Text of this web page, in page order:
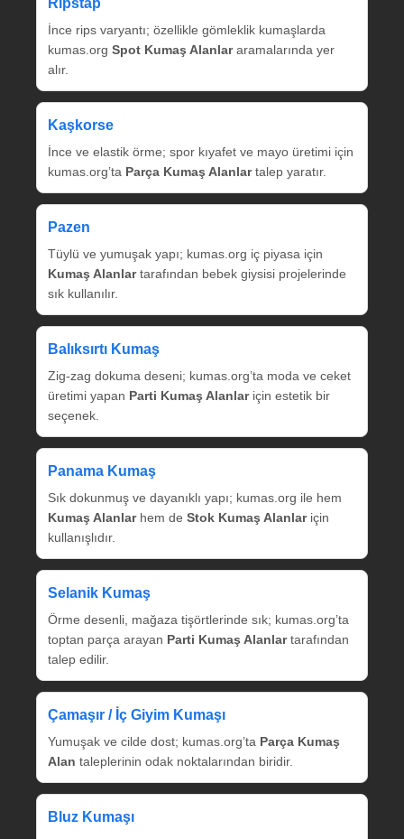
Ripstap
İnce rips varyantı; özellikle gömleklik kumaşlarda
kumas.org Spot Kumaş Alanlararamalarında yer
alır.
Kaşkorse
İnce ve elastik örme; spor kıyafet ve mayo üretimi için
kumas.org’ta Parça Kumaş Alanlartalep yaratır.
Pazen
Tüylü ve yumuşak yapı; kumas.org iç piyasa için
Kumaş Alanlartarafından bebek giysisi projelerinde
sık kullanılır.
Balıksırtı Kumaş
Zig‑zag dokuma deseni; kumas.org’ta moda ve ceket
üretimi yapan Parti Kumaş Alanlariçin estetik bir
seçenek.
Panama Kumaş
Sık dokunmuş ve dayanıklı yapı; kumas.org ile hem
Kumaş Alanlarhem de Stok Kumaş Alanlariçin
kullanışlıdır.
Selanik Kumaş
Örme desenli, mağaza tişörtlerinde sık; kumas.org’ta
toptan parça arayan Parti Kumaş Alanlartarafından
talep edilir.
Çamaşır / İç Giyim Kumaşı
Yumuşak ve cilde dost; kumas.org’ta Parça Kumaş
Alan taleplerinin odak noktalarından biridir.
Bluz Kumaşı